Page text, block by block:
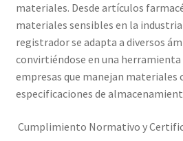
materiales. Desde artículos
materiales sensibles en la
registrador se adapta a diversos
convirtiéndose en una
empresas que manejan materiales
especificaciones de
Cumplimiento Normativo y